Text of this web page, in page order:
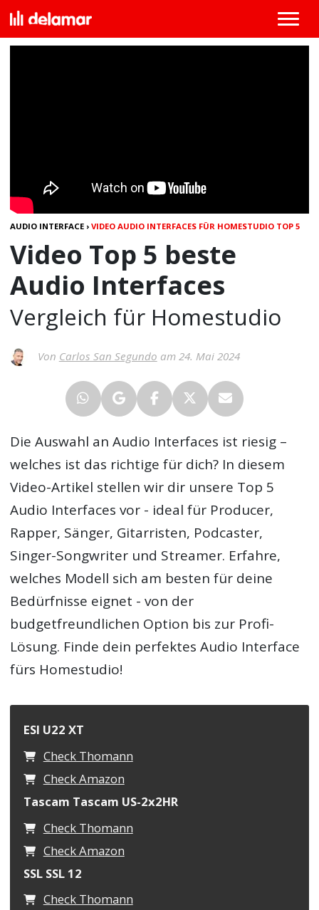
AUDIO INTERFACE ›VIDEO AUDIO INTERFACES FÜR HOMESTUDIO TOP 5
Video Top 5 beste
Audio Interfaces
Vergleich für Homestudio
Von Carlos San Segundo am 24. Mai 2024
Die Auswahl an Audio Interfaces ist riesig –
welches ist das richtige für dich? In diesem
Video-Artikel stellen wir dir unsere Top 5
Audio Interfaces vor - ideal für Producer,
Rapper, Sänger, Gitarristen, Podcaster,
Singer-Songwriter und Streamer. Erfahre,
welches Modell sich am besten für deine
Bedürfnisse eignet - von der
budgetfreundlichen Option bis zur Profi-
Lösung. Finde dein perfektes Audio Interface
fürs Homestudio!
ESI U22 XT
Check Thomann
Check Amazon
Tascam Tascam US-2x2HR
Check Thomann
Check Amazon
SSL SSL 12
Check Thomann